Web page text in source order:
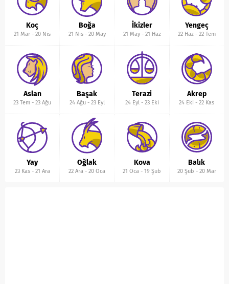
Koç
21 Mar -20 Nis
Boğa
21 Nis- 20 May
İkizler
21 May- 21 Haz
Yengeç
22 Haz- 22 Tem
Aslan
23 Tem -23 Ağu
Başak
24 Ağu- 23 Eyl
Terazi
24 Eyl- 23 Eki
Akrep
24 Eki -22 Kas
Yay
23 Kas- 21 Ara
Oğlak
22 Ara -20 Oca
Kova
21 Oca -19 Şub
Balık
20 Şub - 20 Mar